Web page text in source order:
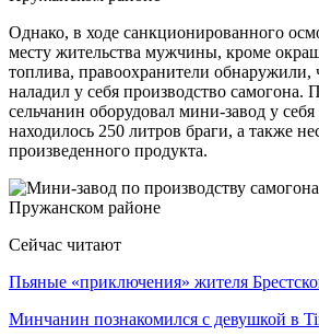
Однако, в ходе санкционированного
месту жительства мужчины, кроме
топлива, правоохранители обнаружили,
наладил у себя производство
сельчанин оборудовал мини-завод у себя
находилось 250 литров браги, а также
произведенного продукта.
Сейчас читают
Пьяные «приключения» жителя
Минчанин познакомился с девушкой в